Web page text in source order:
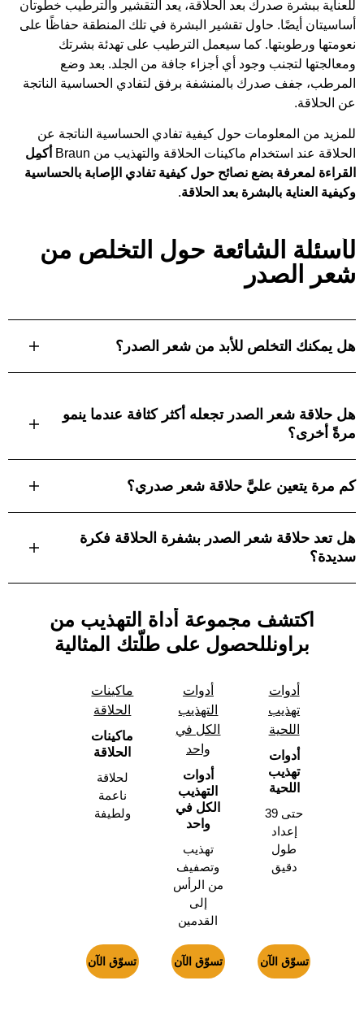
للعناية ببشرة صدرك بعد الحلاقة، يعد التقشير والترطيب خطوتان
أساسيتان أيضًا. حاول تقشير البشرة في تلك المنطقة حفاظًا على
نعومتها ورطوبتها. كما سيعمل الترطيب على تهدئة بشرتك
ومعالجتها لتجنب وجود أي أجزاء جافة من الجلد. بعد وضع
المرطب، جفف صدرك بالمنشفة برفق لتفادي الحساسية الناتجة
عن الحلاقة.
للمزيد من المعلومات حول كيفية تفادي الحساسية الناتجة عن
الحلاقة عند استخدام ماكينات الحلاقة والتهذيب من Braun
أكمِل
القراءة لمعرفة بضع نصائح حول كيفية تفادي الإصابة بالحساسية
وكيفية العناية بالبشرة بعد الحلاقة.
لأسئلة الشائعة حول التخلص من
شعر الصدر
هل يمكنك التخلص للأبد من شعر الصدر؟
هل حلاقة شعر الصدر تجعله أكثر كثافة عندما ينمو
مرةً أخرى؟
كم مرة يتعين عليَّ حلاقة شعر صدري؟
هل تعد حلاقة شعر الصدر بشفرة الحلاقة فكرة
سديدة؟
اكتشف مجموعة أداة التهذيب من
براونللحصول على طلّتك المثالية
ماكينات
الحلاقة
ماكينات
الحلاقة
لحلاقة
ناعمة
ولطيفة
تسوّق الآن
أدوات
التهذيب
الكل في
واحد
أدوات
التهذيب
الكل في
واحد
تهذيب
وتصفيف
من الرأس
إلى
القدمين
تسوّق الآن
أدوات
تهذيب
اللحية
أدوات
تهذيب
اللحية
حتى 39
إعداد
طول
دقيق
تسوّق الآن